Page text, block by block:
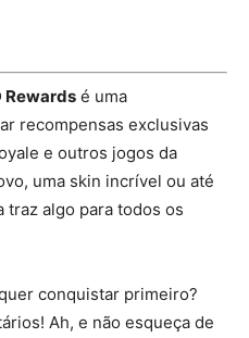
Rewards é uma
recompensas exclusivas
e outros jogos da
uma skin incrível ou até
algo para todos os
conquistar primeiro?
Ah, e não esqueça de